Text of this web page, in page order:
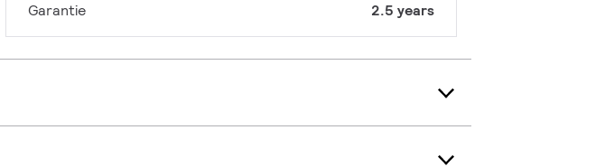
Garantie 2.5 years